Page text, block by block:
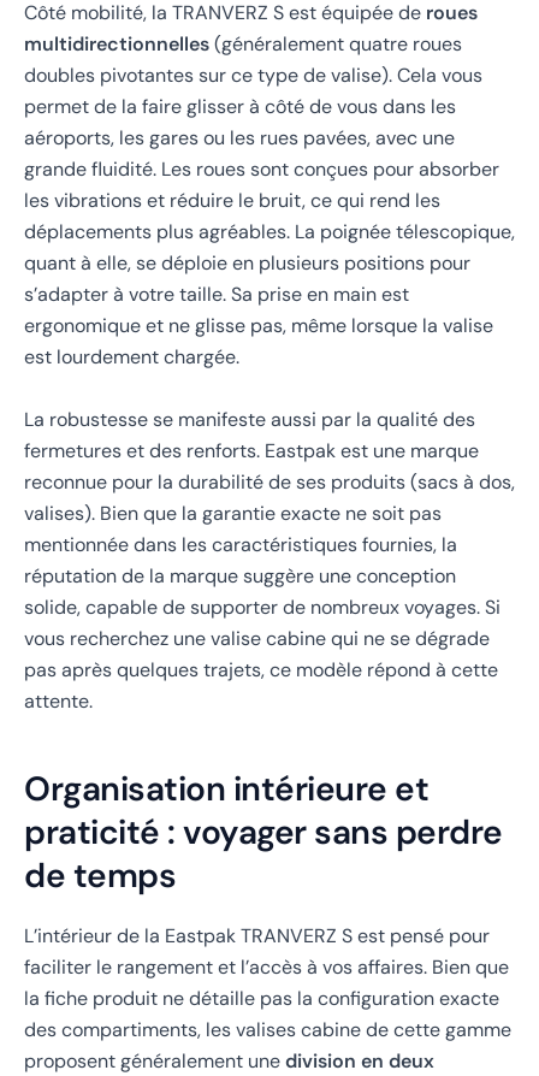
Côté mobilité, la TRANVERZ S est équipée de roues
multidirectionnelles(généralement quatre roues
doubles pivotantes sur ce type de valise). Cela vous
permet de la faire glisser à côté de vous dans les
aéroports, les gares ou les rues pavées, avec une
grande fluidité. Les roues sont conçues pour absorber
les vibrations et réduire le bruit, ce qui rend les
déplacements plus agréables. La poignée télescopique,
quant à elle, se déploie en plusieurs positions pour
s’adapter à votre taille. Sa prise en main est
ergonomique et ne glisse pas, même lorsque la valise
est lourdement chargée.
La robustesse se manifeste aussi par la qualité des
fermetures et des renforts. Eastpak est une marque
reconnue pour la durabilité de ses produits (sacs à dos,
valises). Bien que la garantie exacte ne soit pas
mentionnée dans les caractéristiques fournies, la
réputation de la marque suggère une conception
solide, capable de supporter de nombreux voyages. Si
vous recherchez une valise cabine qui ne se dégrade
pas après quelques trajets, ce modèle répond à cette
attente.
Organisation intérieure et
praticité : voyager sans perdre
de temps
L’intérieur de la Eastpak TRANVERZ S est pensé pour
faciliter le rangement et l’accès à vos affaires. Bien que
la fiche produit ne détaille pas la configuration exacte
des compartiments, les valises cabine de cette gamme
proposent généralement unedivision en deux